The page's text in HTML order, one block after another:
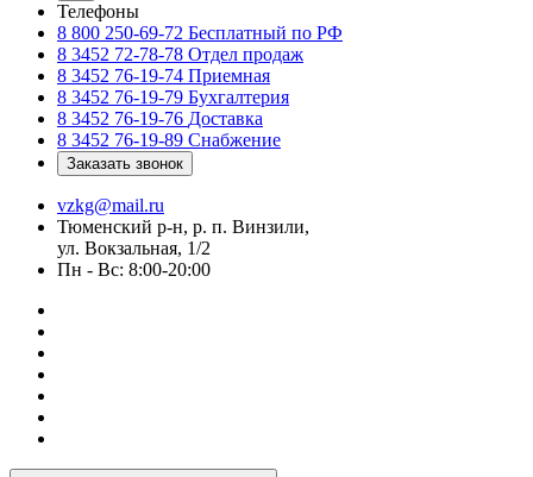
Телефоны
8 800 250-69-72 Бесплатный по РФ
8 3452 72-78-78 Отдел продаж
8 3452 76-19-74 Приемная
8 3452 76-19-79 Бухгалтерия
8 3452 76-19-76 Доставка
8 3452 76-19-89 Снабжение
Заказать звонок
vzkg@mail.ru
Тюменский р-н, р. п. Винзили,
ул. Вокзальная, 1/2
Пн - Вс: 8:00-20:00